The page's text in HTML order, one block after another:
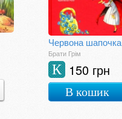
Червона шапочка
Брати Грім
150 грн
К
В кошик